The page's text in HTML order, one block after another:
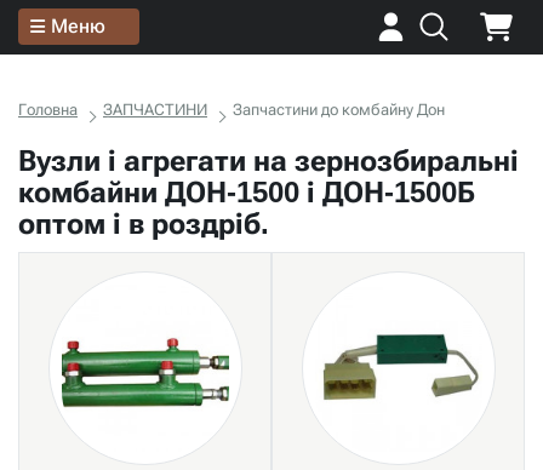
Меню
Головна ЗАПЧАСТИНИ Запчастини до комбайну Дон
Вузли і агрегати на зернозбиральні
комбайни ДОН-1500 і ДОН-1500Б
оптом і в роздріб.